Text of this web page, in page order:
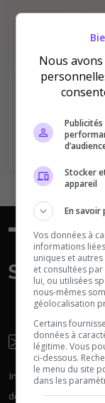
Dune
Squad
Myth of
Voir tous les
jeux
Vous
Se
Inscrivez-vous à la
des actus sur les
Nous
Stocker
appareil
En savoir
Vos données à
informations
uniques et
et consultées
lui, ou utilisées
nous-mêmes
géolocalisation
Certains
données à
légitime. Vous
ci-dessous.
le menu du site
dans les